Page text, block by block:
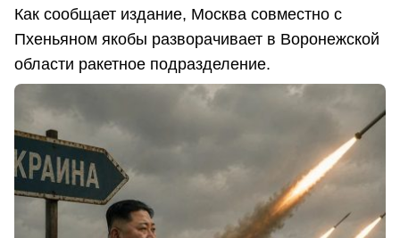
Как сообщает издание, Москва совместно с
Пхеньяном якобы разворачивает в Воронежской
области ракетное подразделение.